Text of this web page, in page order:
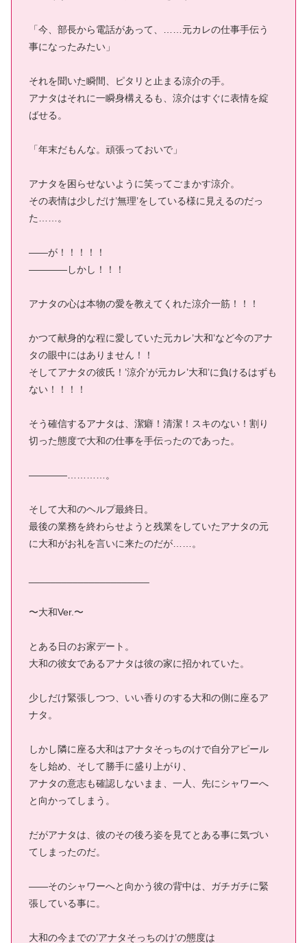
「今、部長から電話があって、……元カレの仕事手伝う
事になったみたい」
それを聞いた瞬間、ピタリと止まる涼介の手。
アナタはそれに一瞬身構えるも、涼介はすぐに表情を綻
ばせる。
「年末だもんな。頑張っておいで」
アナタを困らせないように笑ってごまかす涼介。
その表情は少しだけ’無理’をしている様に見えるのだっ
た……。
――が！！！！！
――――しかし！！！
アナタの心は本物の愛を教えてくれた涼介一筋！！！
かつて献身的な程に愛していた元カレ’大和’など今のアナ
タの眼中にはありません！！
そしてアナタの彼氏！’涼介’が元カレ’大和’に負けるはずも
ない！！！！
そう確信するアナタは、潔癖！清潔！スキのない！割り
切った態度で大和の仕事を手伝ったのであった。
――――…………。
そして大和のヘルプ最終日。
最後の業務を終わらせようと残業をしていたアナタの元
に大和がお礼を言いに来たのだが……。
〜大和Ver.〜
とある日のお家デート。
大和の彼女であるアナタは彼の家に招かれていた。
少しだけ緊張しつつ、いい香りのする大和の側に座るア
ナタ。
しかし隣に座る大和はアナタそっちのけで自分アピール
をし始め、そして勝手に盛り上がり、
アナタの意志も確認しないまま、一人、先にシャワーへ
と向かってしまう。
だがアナタは、彼のその後ろ姿を見てとある事に気づい
てしまったのだ。
――そのシャワーへと向かう彼の背中は、ガチガチに緊
張している事に。
大和の今までの’アナタそっちのけ’の態度は